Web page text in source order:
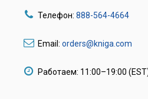
Телефон: 888-564-4664
Email: orders@kniga.com
Работаем: 11:00–19:00